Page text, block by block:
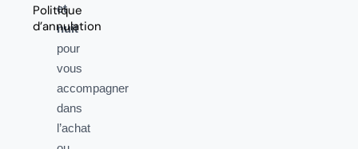
Politique
d’annulation
et
nuit
pour
vous
accompagner
dans
l’achat